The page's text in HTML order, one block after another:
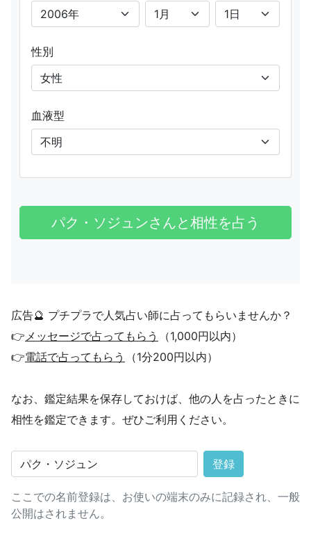
性別
血液型
広告🔮 プチプラで人気占い師に占ってもらいませんか？
👉 メッセージで占ってもらう
（1,000円以内）
👉電話で占ってもらう （1分200円以内）
なお、鑑定結果を保存しておけば、他の人を占ったときに
相性を鑑定できます。ぜひご利用ください。
登録
ここでの名前登録は、お使いの端末のみに記録され、一般
公開はされません。